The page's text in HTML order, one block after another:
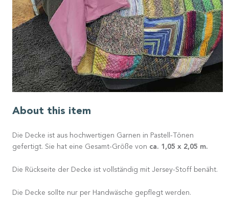
About this item
Die Decke ist aus hochwertigen Garnen in Pastell-Tönen
gefertigt. Sie hat eine Gesamt-Größe von ca. 1,05 x 2,05 m.
Die Rückseite der Decke ist vollständig mit Jersey-Stoff benäht.
Die Decke sollte nur per Handwäsche gepflegt werden.